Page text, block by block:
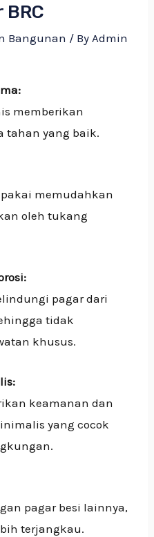
BRC
Bangunan / By Admin
memberikan
tahan yang baik.
memudahkan
oleh tukang
pagar dari
tidak
khusus.
keamanan dan
yang cocok
pagar besi lainnya,
terjangkau.